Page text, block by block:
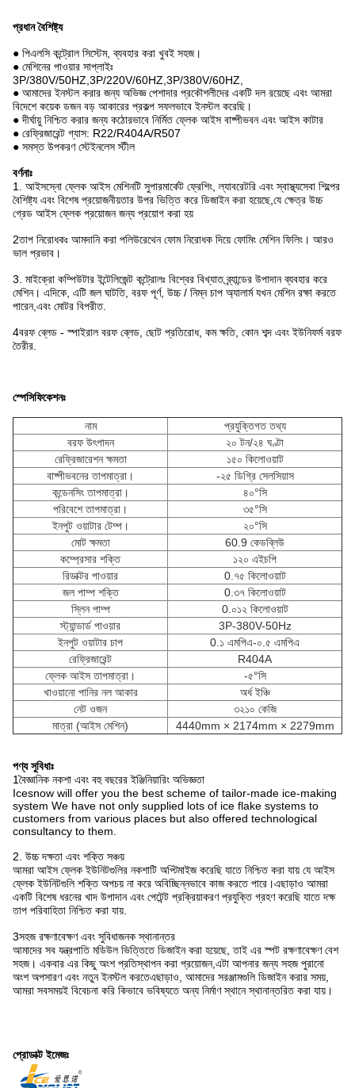
প্রধান বৈশিষ্ট্য
● পিএলসি কন্ট্রোল সিস্টেম, ব্যবহার করা খুবই সহজ।
● মেশিনের পাওয়ার সাপ্লাইঃ
3P/380V/50HZ,3P/220V/60HZ,3P/380V/60HZ,
● আমাদের ইনস্টল করার জন্য অভিজ্ঞ পেশাদার প্রকৌশলীদের একটি দল রয়েছে এবং আমরা
বিদেশে কয়েক ডজন বড় আকারের প্রকল্প সফলভাবে ইনস্টল করেছি।
● দীর্ঘায়ু নিশ্চিত করার জন্য কঠোরভাবে নির্মিত ফ্লেক আইস বাষ্পীভবন এবং আইস কাটার
● রেফ্রিজারেন্ট গ্যাস: R22/R404A/R507
● সমস্ত উপকরণ স্টেইনলেস স্টীল
বর্ণনাঃ
1. আইসস্নো ফ্লেক আইস মেশিনটি সুপারমার্কেট ফ্রেশিং, ল্যাবরেটরি এবং স্বাস্থ্যসেবা শিল্পের
বৈশিষ্ট্য এবং বিশেষ প্রয়োজনীয়তার উপর ভিত্তি করে ডিজাইন করা হয়েছে,যে ক্ষেত্র উচ্চ
গ্রেড আইস ফ্লেক প্রয়োজন জন্য প্রয়োগ করা হয়
2তাপ নিরোধকঃ আমদানি করা পলিউরেথেন ফোম নিরোধক দিয়ে ফোমিং মেশিন ফিলিং। আরও
ভাল প্রভাব।
3. মাইক্রো কম্পিউটার ইন্টেলিজেন্ট কন্ট্রোলঃ বিশ্বের বিখ্যাত ব্র্যান্ডের উপাদান ব্যবহার করে
মেশিন। এদিকে, এটি জল ঘাটতি, বরফ পূর্ণ, উচ্চ / নিম্ন চাপ অ্যালার্ম যখন মেশিন রক্ষা করতে
পারেন,এবং মোটর বিপরীত.
4বরফ ব্লেড - স্পাইরাল বরফ ব্লেড, ছোট প্রতিরোধ, কম ক্ষতি, কোন শব্দ এবং ইউনিফর্ম বরফ
তৈরীর.
স্পেসিফিকেশনঃ
নাম
প্রযুক্তিগত তথ্য
বরফ উৎপাদন
২০ টন/২৪ ঘণ্টা
রেফ্রিজারেশন ক্ষমতা
১৫০ কিলোওয়াট
বাষ্পীভবনের তাপমাত্রা।
-২৫ ডিগ্রি সেলসিয়াস
কন্ডেনসিং তাপমাত্রা।
৪০°সি
পরিবেশে তাপমাত্রা।
৩৫°সি
ইনপুট ওয়াটার টেম্প।
২০°সি
মোট ক্ষমতা
60.9 কেডব্লিউ
কম্প্রেসার শক্তি
১২০ এইচপি
রিডাক্টর পাওয়ার
0.৭৫ কিলোওয়াট
জল পাম্প শক্তি
0.৩৭ কিলোওয়াট
স্লিন পাম্প
0.০১২ কিলোওয়াট
স্ট্যান্ডার্ড পাওয়ার
3P-380V-50Hz
ইনপুট ওয়াটার চাপ
0.১ এমপিএ-০.৫ এমপিএ
রেফ্রিজারেন্ট
R404A
ফ্লেক আইস তাপমাত্রা।
-৫°সি
খাওয়ানো পানির নল আকার
অর্ধ ইঞ্চি
নেট ওজন
৩২১০ কেজি
মাত্রা (আইস মেশিন)
4440mm × 2174mm × 2279mm
পণ্য সুবিধাঃ
1বৈজ্ঞানিক নকশা এবং বহু বছরের ইঞ্জিনিয়ারিং অভিজ্ঞতা
Icesnow will offer you the best scheme of tailor-made ice-making
system We have not only supplied lots of ice flake systems to
customers from various places but also offered technological
consultancy to them.
2. উচ্চ দক্ষতা এবং শক্তি সঞ্চয়
আমরা আইস ফ্লেক ইউনিটগুলির নকশাটি অপ্টিমাইজ করেছি যাতে নিশ্চিত করা যায় যে আইস
ফ্লেক ইউনিটগুলি শক্তি অপচয় না করে অবিচ্ছিন্নভাবে কাজ করতে পারে।এছাড়াও আমরা
একটি বিশেষ ধরনের খাদ উপাদান এবং পেটেন্ট প্রক্রিয়াকরণ প্রযুক্তি গ্রহণ করেছি যাতে দক্ষ
তাপ পরিবাহিতা নিশ্চিত করা যায়.
3সহজ রক্ষণাবেক্ষণ এবং সুবিধাজনক স্থানান্তর
আমাদের সব যন্ত্রপাতি মডিউল ভিত্তিতে ডিজাইন করা হয়েছে, তাই এর স্পট রক্ষণাবেক্ষণ বেশ
সহজ। একবার এর কিছু অংশ প্রতিস্থাপন করা প্রয়োজন,এটা আপনার জন্য সহজ পুরানো
অংশ অপসারণ এবং নতুন ইনস্টল করতেএছাড়াও, আমাদের সরঞ্জামগুলি ডিজাইন করার সময়,
আমরা সবসময়ই বিবেচনা করি কিভাবে ভবিষ্যতে অন্য নির্মাণ স্থানে স্থানান্তরিত করা যায়।
প্রোডাক্ট ইমেজঃ